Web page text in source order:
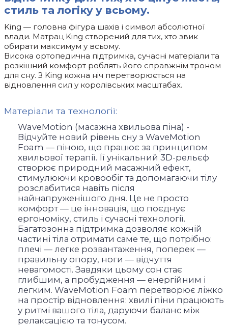
стиль та логіку у всьому.
King — головна фігура шахів і символ абсолютної
влади. Матрац King створений для тих, хто звик
обирати максимум у всьому.
Висока ортопедична підтримка, сучасні матеріали та
розкішний комфорт роблять його справжнім троном
для сну. З King кожна ніч перетворюється на
відновлення сил у королівських масштабах.
Матеріали та технології:
WaveMotion (масажна хвильова піна) -
Відчуйте новий рівень сну з WaveMotion
Foam — піною, що працює за принципом
хвильової терапії. Її унікальний 3D-рельєф
створює природний масажний ефект,
стимулюючи кровообіг та допомагаючи тілу
розслабитися навіть після
найнапруженішого дня. Це не просто
комфорт — це інновація, що поєднує
ергономіку, стиль і сучасні технології.
Багатозонна підтримка дозволяє кожній
частині тіла отримати саме те, що потрібно:
плечі — легке розвантаження, поперек —
правильну опору, ноги — відчуття
невагомості. Завдяки цьому сон стає
глибшим, а пробудження — енергійним і
легким. WaveMotion Foam перетворює ліжко
на простір відновлення: хвилі піни працюють
у ритмі вашого тіла, даруючи баланс між
релаксацією та тонусом.